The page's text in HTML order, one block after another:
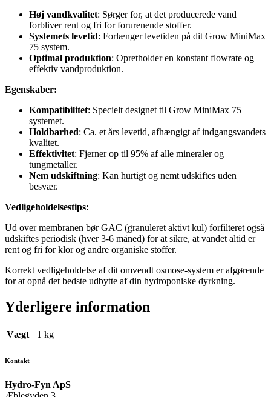
Høj vandkvalitet: Sørger for, at det producerede vand
forbliver rent og fri for forurenende stoffer.
Systemets levetid: Forlænger levetiden på dit Grow MiniMax
75 system.
Optimal produktion: Opretholder en konstant flowrate og
effektiv vandproduktion.
Egenskaber:
Kompatibilitet: Specielt designet til Grow MiniMax 75
systemet.
Holdbarhed: Ca. et års levetid, afhængigt af indgangsvandets
kvalitet.
Effektivitet: Fjerner op til 95% af alle mineraler og
tungmetaller.
Nem udskiftning: Kan hurtigt og nemt udskiftes uden
besvær.
Vedligeholdelsestips:
Ud over membranen bør GAC (granuleret aktivt kul) forfilteret også
udskiftes periodisk (hver 3-6 måned) for at sikre, at vandet altid er
rent og fri for klor og andre organiske stoffer.
Korrekt vedligeholdelse af dit omvendt osmose-system er afgørende
for at opnå det bedste udbytte af din hydroponiske dyrkning.
Yderligere information
Vægt 1 kg
Kontakt
Hydro-Fyn ApS